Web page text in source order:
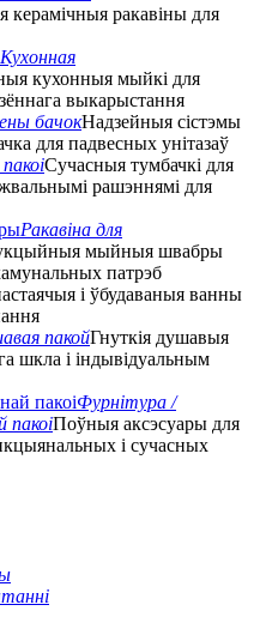
ракавіны для
Кухонная
кухонныя мыйкі для
выкарыстання
бачокНадзейныя сістэмы
для падвесных унітазаў
Сучасныя тумбачкі для
рашэннямі для
Ракавіна для
мыйныя швабры
патрэб
і ўбудаваныя ванны
пакойГнуткія душавыя
шкла і індывідуальным
Фурнітура /
пакоіПоўныя аксэсуары для
і сучасных